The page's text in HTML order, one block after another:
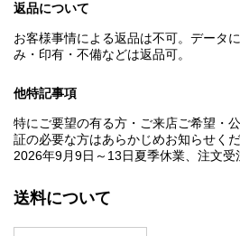
返品について
お客様事情による返品は不可。データ
み・印有・不備などは返品可。
他特記事項
特にご要望の有る方・ご来店ご希望・
証の必要な方はあらかじめお知らせくだ
2026年9月9日～13日夏季休業、注文受
送料について